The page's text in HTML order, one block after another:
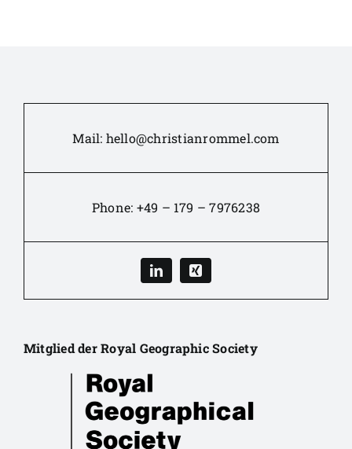
Mail: hello@christianrommel.com
Phone: +49 – 179 – 7976238
Mitglied der Royal Geographic Society